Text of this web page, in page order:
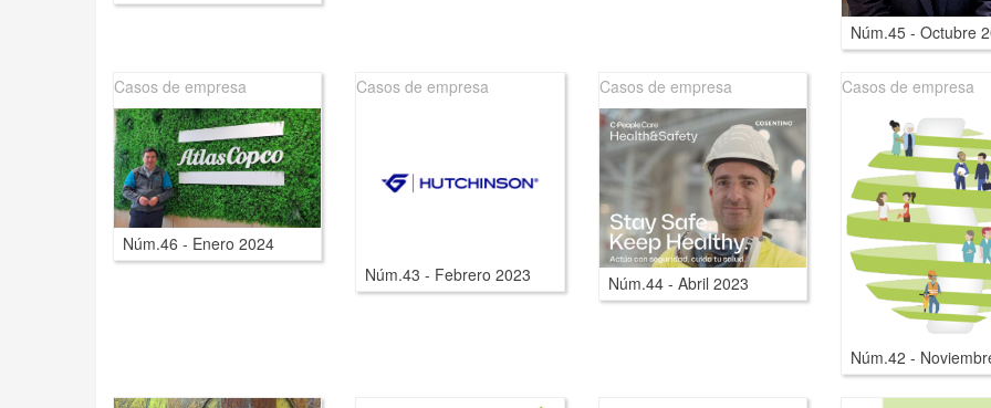
Núm.45 - Octubre
Casos de empresa
Núm.46 - Enero 2024
Casos de empresa
Núm.43 - Febrero 2023
Casos de empresa
Núm.44 - Abril 2023
Casos de empresa
Núm.42 -